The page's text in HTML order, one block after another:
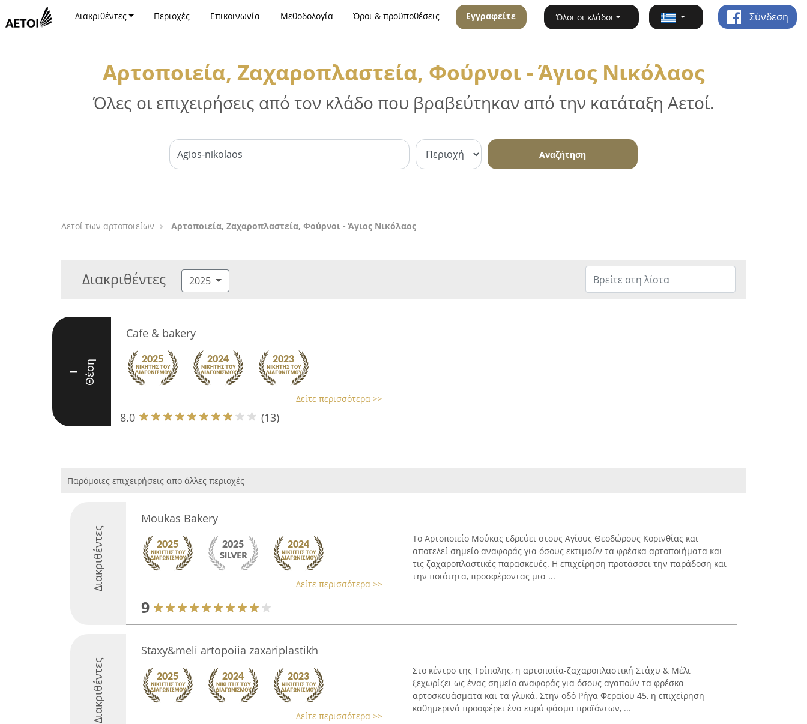
Διακριθέντες Περιοχές Επικοινωνία Μεθοδολογία Όροι & προϋποθέσεις Εγγραφείτε Όλοι οι κλάδοι Σύνδεση
Αρτοποιεία, Ζαχαροπλαστεία, Φούρνοι - Άγιος Νικόλαος
Όλες οι επιχειρήσεις από τον κλάδο που βραβεύτηκαν από την κατάταξη Αετοί.
Αναζήτηση
Αετοί των αρτοποιείων Αρτοποιεία, Ζαχαροπλαστεία, Φούρνοι - Άγιος Νικόλαος
Διακριθέντες 2025
I Θέση
Cafe & bakery
Δείτε περισσότερα >>
8.0 (13)
Παρόμοιες επιχειρήσεις απο άλλες περιοχές
Διακριθέντες
Moukas Bakery
Δείτε περισσότερα >>
9
Το Αρτοποιείο Μούκας εδρεύει στους Αγίους Θεοδώρους Κορινθίας και
αποτελεί σημείο αναφοράς για όσους εκτιμούν τα φρέσκα αρτοποιήματα και
τις ζαχαροπλαστικές παρασκευές. Η επιχείρηση προτάσσει την παράδοση και
την ποιότητα, προσφέροντας μια ...
Διακριθέντες
Staxy&meli artopoiia zaxariplastikh
Δείτε περισσότερα >>
Στο κέντρο της Τρίπολης, η αρτοποιία-ζαχαροπλαστική Στάχυ & Μέλι
ξεχωρίζει ως ένας σημείο αναφοράς για όσους αγαπούν τα φρέσκα
αρτοσκευάσματα και τα γλυκά. Στην οδό Ρήγα Φεραίου 45, η επιχείρηση
καθημερινά προσφέρει ένα ευρύ φάσμα προϊόντων, ...